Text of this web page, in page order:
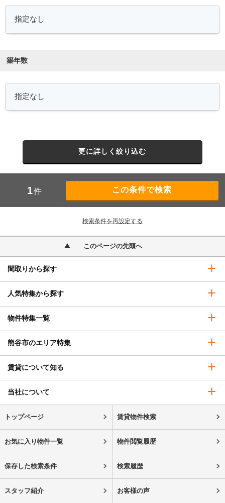
築年数
更に詳しく絞り込む
1件
検索条件を再設定する
このページの先頭へ
間取りから探す
人気特集から探す
物件特集一覧
熊谷市のエリア特集
賃貸について知る
当社について
トップページ 賃貸物件検索
お気に入り物件一覧 物件閲覧履歴
保存した検索条件 検索履歴
スタッフ紹介 お客様の声